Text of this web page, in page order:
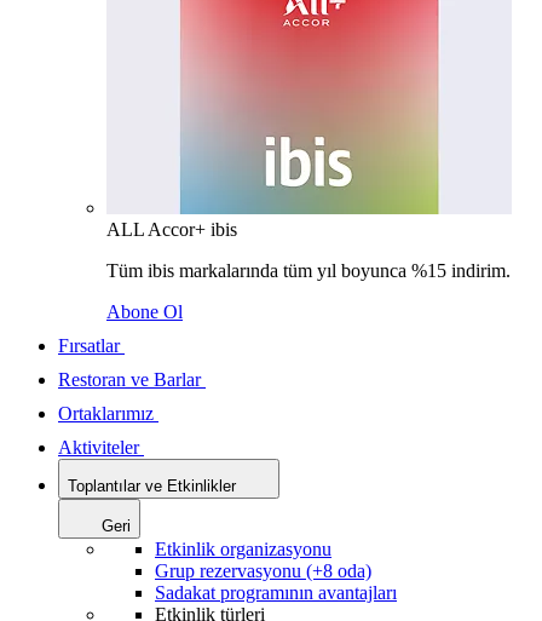
ALL Accor+ ibis
Tüm ibis markalarında tüm yıl boyunca %15 indirim.
Abone Ol
Fırsatlar
Restoran ve Barlar
Ortaklarımız
Aktiviteler
Toplantılar ve Etkinlikler
Geri
Etkinlik organizasyonu
Grup rezervasyonu (+8 oda)
Sadakat programının avantajları
Etkinlik türleri